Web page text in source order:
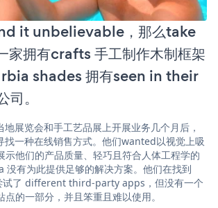
it unbelievable，那么take
家拥有crafts 手工制作木制框架
rbia shades 拥有seen in their
。
展览会和手工艺品展上开展业务几个月后，
一种在线销售方式。他们wanted以视觉上吸
示他们的产品质量、轻巧且符合人体工程学的
没有为此提供足够的解决方案。他们在找到
了 different third-party apps，但没有一个
的一部分，并且笨重且难以使用。